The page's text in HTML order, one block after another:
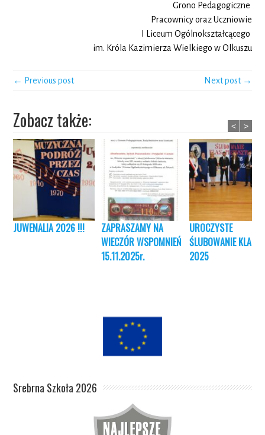
Grono Pedagogiczne
Pracownicy oraz Uczniowie
I Liceum Ogólnokształcącego
im. Króla Kazimierza Wielkiego w Olkuszu
← Previous post Next post →
Zobacz także:
JUWENALIA 2026 !!!
ZAPRASZAMY NA
WIECZÓR WSPOMNIEŃ
15.11.2025r.
UROCZYSTE
ŚLUBOWANIE KLAS I
2025
< >
Srebrna Szkoła 2026